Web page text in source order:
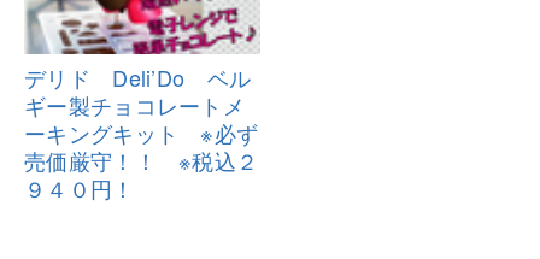
デリド Deli’Do ベル
ギー製チョ コレートメ
ーキングキット ※必ず
売価厳守！！ ※税込２
９４０円！